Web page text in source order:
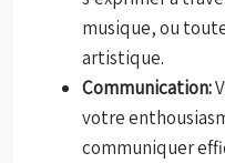
musique, ou
artistique.
Communication:
votre
communiquer